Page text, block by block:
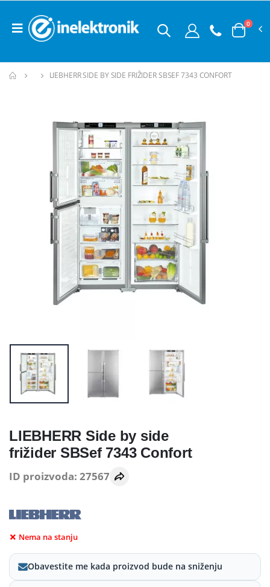
0
LIEBHERR SIDE BY SIDE FRIŽIDER SBSEF 7343 CONFORT
LIEBHERR Side by side
frižider SBSef 7343 Confort
ID proizvoda: 27567
Nema na stanju
Obavestite me kada proizvod bude na sniženju